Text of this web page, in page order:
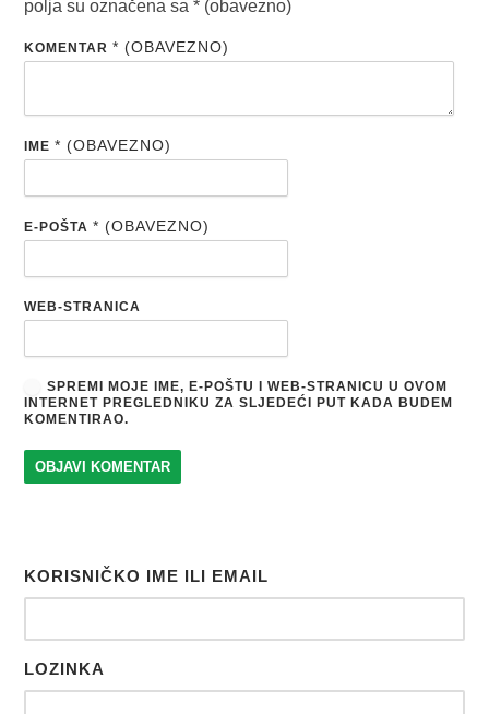
polja su označena sa* (obavezno)
KOMENTAR* (OBAVEZNO)
IME* (OBAVEZNO)
E-POŠTA* (OBAVEZNO)
WEB-STRANICA
SPREMI MOJE IME, E-POŠTU I WEB-STRANICU U OVOM
INTERNET PREGLEDNIKU ZA SLJEDEĆI PUT KADA BUDEM
KOMENTIRAO.
KORISNIČKO IME ILI EMAIL
LOZINKA